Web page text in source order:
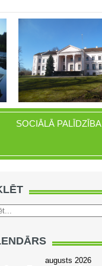
SOCIĀLĀ PALĪDZĪBA
augusts 2026